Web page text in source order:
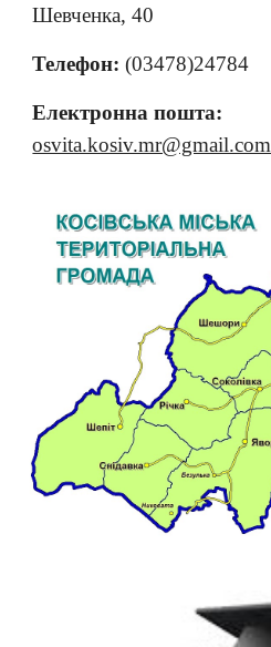
Шевченка, 40
Телефон:(03478)24784
Електронна пошта:
osvita.kosiv.mr@gmail.com